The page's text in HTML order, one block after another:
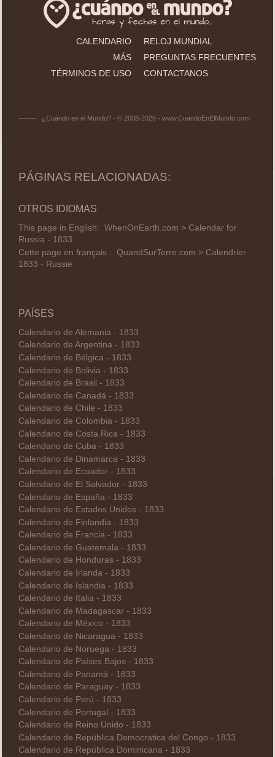
CALENDARIO
RELOJ MUNDIAL
MÁS
PREGUNTAS FRECUENTES
TÉRMINOS DE USO
CONTACTANOS
¿Cuándo en el Mundo? - © 2008-2026 - www.CuandoEnElMundo.com
PÁGINAS RELACIONADAS:
OTROS IDIOMAS
This page in English: WhenOnEarth.com > Calendar for
Russia - 1833
Cette page en français : QuandSurTerre.com > Calendrier
1833 - Russie
PAÍSES
Calendario de Alemania - 1833
Calendario de Argentina - 1833
Calendario de Bélgica - 1833
Calendario de Bolivia - 1833
Calendario de Brasil - 1833
Calendario de Canadá - 1833
Calendario de Chile - 1833
Calendario de Colombia - 1833
Calendario de Costa Rica - 1833
Calendario de Cuba - 1833
Calendario de Dinamarca - 1833
Calendario de Ecuador - 1833
Calendario de El Salvador - 1833
Calendario de España - 1833
Calendario de Estados Unidos - 1833
Calendario de Finlandia - 1833
Calendario de Francia - 1833
Calendario de Guatemala - 1833
Calendario de Honduras - 1833
Calendario de Irlanda - 1833
Calendario de Islandia - 1833
Calendario de Italia - 1833
Calendario de Madagascar - 1833
Calendario de México - 1833
Calendario de Nicaragua - 1833
Calendario de Noruega - 1833
Calendario de Países Bajos - 1833
Calendario de Panamá - 1833
Calendario de Paraguay - 1833
Calendario de Perú - 1833
Calendario de Portugal - 1833
Calendario de Reino Unido - 1833
Calendario de República Democratica del Congo - 1833
Calendario de República Dominicana - 1833